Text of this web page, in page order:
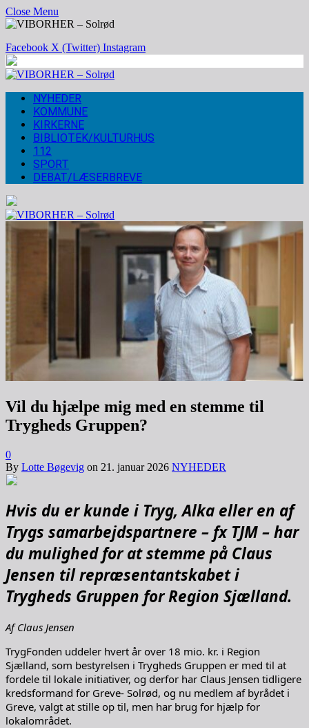
Close Menu
Facebook X (Twitter) Instagram
NYHEDER
KOMMUNE
KIRKERNE
BIBLIOTEK/KULTURHUS
112
SPORT
DEBAT/LÆSERBREVE
Vil du hjælpe mig med en stemme til
Trygheds Gruppen?
0
By Lotte Bøgevig on 21. januar 2026 NYHEDER
Hvis du er kunde i Tryg, Alka eller en af
Trygs samarbejdspartnere – fx TJM – har
du mulighed for at stemme på Claus
Jensen til repræsentantskabet i
Trygheds Gruppen for Region Sjælland.
Af Claus Jensen
TrygFonden uddeler hvert år over 18 mio. kr. i Region
Sjælland, som bestyrelsen i Trygheds Gruppen er med til at
fordele til lokale initiativer, og derfor har Claus Jensen tidligere
kredsformand for Greve- Solrød, og nu medlem af byrådet i
Greve, valgt at stille op til, men har brug for hjælp for
lokalområdet.